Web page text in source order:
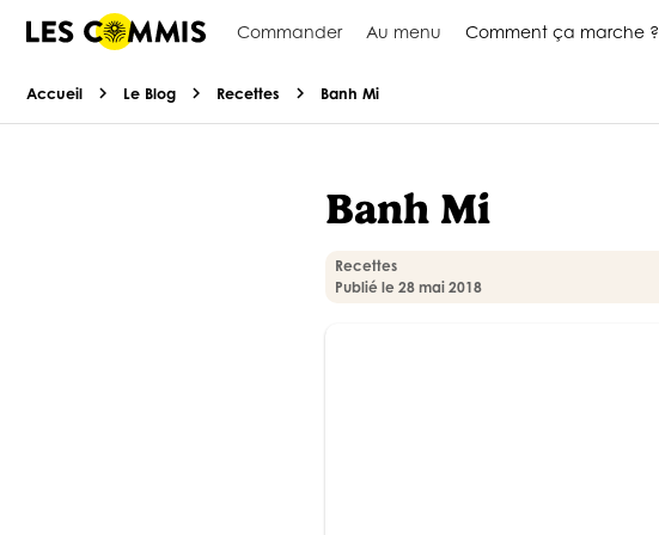
Commander Au menu Comment ça marche ?
Accueil chevron_right Le Blog chevron_right Recettes chevron_right Banh Mi
Banh Mi
Recettes
Publié le 28 mai 2018